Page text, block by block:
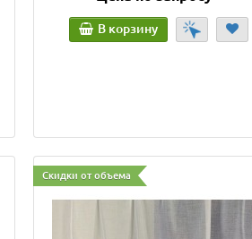
В корзину
Скидки от объема